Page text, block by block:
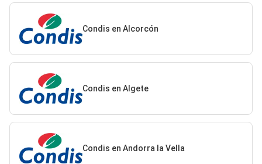
Condis en Alcorcón
Condis en Algete
Condis en Andorra la Vella